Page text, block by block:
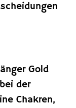
Gold
der
Chakren,